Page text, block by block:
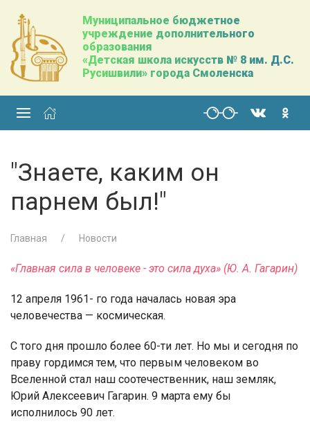
Муниципальное бюджетное
учреждение дополнительного
образования
«Детская школа искусств № 8 им. Д.С.
Русишвили» города Смоленска
"Знаете, каким он
парнем был!"
Главная Новости
«Главная сила в человеке - это сила духа» (Ю. А. Гагарин)
12 апреля 1961- го года началась новая эра
человечества — космическая.
С того дня прошло более 60-ти лет. Но мы и сегодня по
праву гордимся тем, что первым человеком во
Вселенной стал наш соотечественник, наш земляк,
Юрий Алексеевич Гагарин. 9 марта ему бы
исполнилось 90 лет.